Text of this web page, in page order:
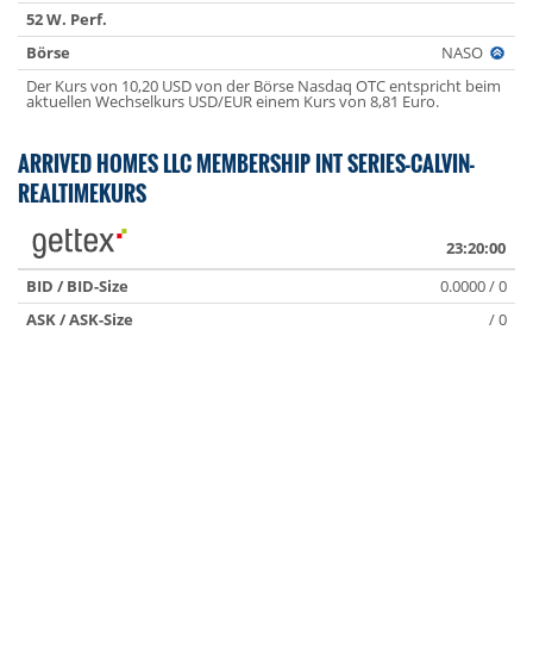
52 W. Perf.
Börse
NASO
Der Kurs von 10,20 USD von der Börse Nasdaq OTC entspricht beim
aktuellen Wechselkurs USD/EUR einem Kurs von 8,81 Euro.
ARRIVED HOMES LLC MEMBERSHIP INT SERIES-CALVIN-
REALTIMEKURS
23:20:00
BID / BID-Size
0.0000 / 0
ASK / ASK-Size
/ 0